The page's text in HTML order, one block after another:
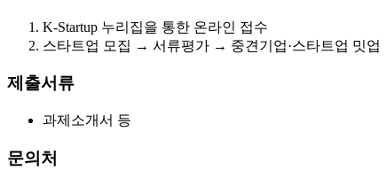
K-Startup 누리집을 통한 온라인 접수
스타트업 모집 → 서류평가 → 중견기업·스타트업 밋
제출서류
과제소개서 등
문의처